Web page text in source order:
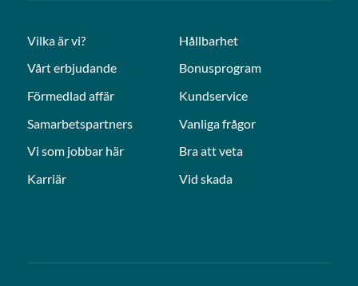
Vilka är vi?
Vårt erbjudande
Förmedlad affär
Samarbetspartners
Vi som jobbar här
Karriär
Hållbarhet
Bonusprogram
Kundservice
Vanliga frågor
Bra att veta
Vid skada